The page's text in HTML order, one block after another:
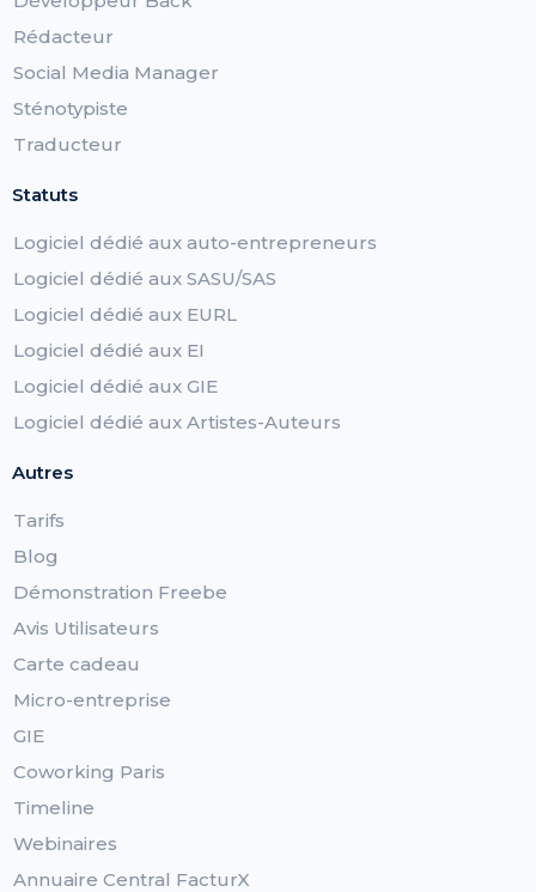
Rédacteur
Social Media Manager
Sténotypiste
Traducteur
Statuts
Logiciel dédié aux auto-entrepreneurs
Logiciel dédié aux SASU/SAS
Logiciel dédié aux EURL
Logiciel dédié aux EI
Logiciel dédié aux GIE
Logiciel dédié aux Artistes-Auteurs
Autres
Tarifs
Blog
Démonstration Freebe
Avis Utilisateurs
Carte cadeau
Micro-entreprise
GIE
Coworking Paris
Timeline
Webinaires
Annuaire Central FacturX